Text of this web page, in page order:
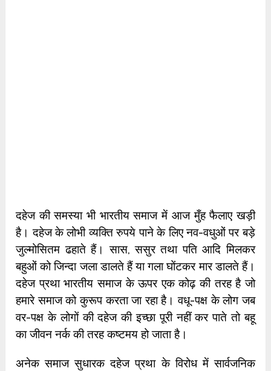
दहेज की समस्या भी भारतीय समाज में आज मुँह फैलाए खड़ी
है। दहेज के लोभी व्यक्ति रुपये पाने के लिए नव-वधुओं पर बड़े
जुल्मोसितम ढहाते हैं। सास, ससुर तथा पति आदि मिलकर
बहुओं को जिन्दा जला डालते हैं या गला घोंटकर मार डालते हैं।
दहेज प्रथा भारतीय समाज के ऊपर एक कोढ़ की तरह है जो
हमारे समाज को कुरूप करता जा रहा है। वधू-पक्ष के लोग जब
वर-पक्ष के लोगों की दहेज की इच्छा पूरी नहीं कर पाते तो बहू
का जीवन नर्क की तरह कष्टमय हो जाता है।
अनेक समाज सुधारक दहेज प्रथा के विरोध में सार्वजनिक